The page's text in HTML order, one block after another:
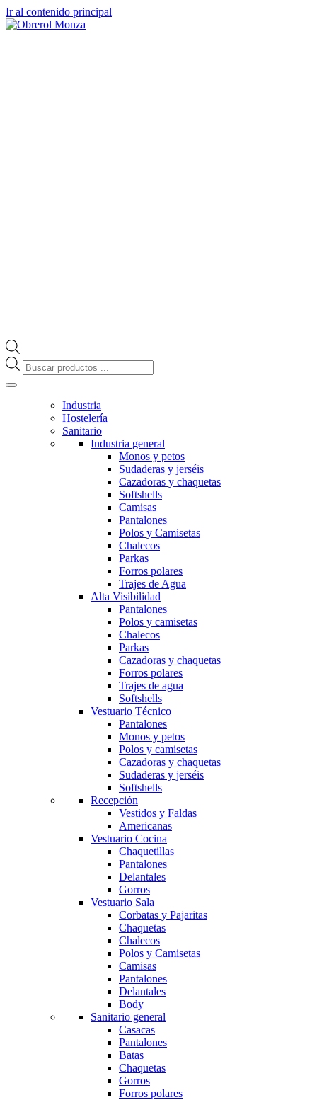
Ir al contenido principal
Búsqueda
de
Industria
Hostelería
Sanitario
Industria general
Monos y petos
Sudaderas y jerséis
Cazadoras y chaquetas
Softshells
Camisas
Pantalones
Polos y Camisetas
Chalecos
Parkas
Forros polares
Trajes de Agua
Alta Visibilidad
Pantalones
Polos y camisetas
Chalecos
Parkas
Cazadoras y chaquetas
Forros polares
Trajes de agua
Softshells
Vestuario Técnico
Pantalones
Monos y petos
Polos y camisetas
Cazadoras y chaquetas
Sudaderas y jerséis
Softshells
Recepción
Vestidos y Faldas
Americanas
Vestuario Cocina
Chaquetillas
Pantalones
Delantales
Gorros
Vestuario Sala
Corbatas y Pajaritas
Chaquetas
Chalecos
Polos y Camisetas
Camisas
Pantalones
Delantales
Body
Sanitario general
Casacas
Pantalones
Batas
Chaquetas
Gorros
Forros polares